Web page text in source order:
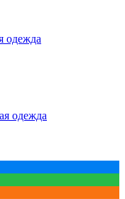
одежда
одежда